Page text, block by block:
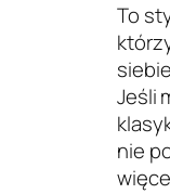
To
Jeśli
nie